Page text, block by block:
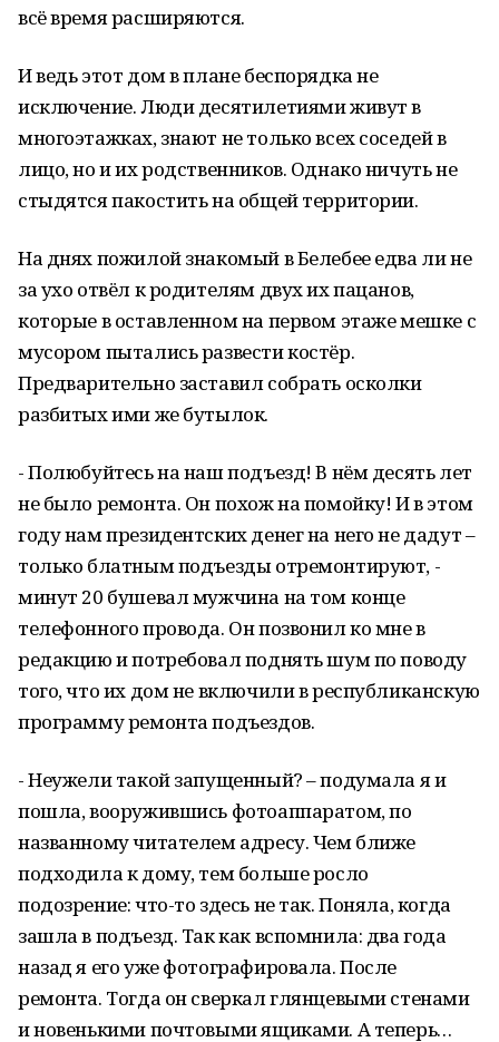
всё время расширяются.
И ведь этот дом в плане беспорядка не
исключение. Люди десятилетиями живут в
многоэтажках, знают не только всех соседей в
лицо, но и их родственников. Однако ничуть не
стыдятся пакостить на общей территории.
На днях пожилой знакомый в Белебее едва ли не
за ухо отвёл к родителям двух их пацанов,
которые в оставленном на первом этаже мешке с
мусором пытались развести костёр.
Предварительно заставил собрать осколки
разбитых ими же бутылок.
- Полюбуйтесь на наш подъезд! В нём десять лет
не было ремонта. Он похож на помойку! И в этом
году нам президентских денег на него не дадут –
только блатным подъезды отремонтируют, -
минут 20 бушевал мужчина на том конце
телефонного провода. Он позвонил ко мне в
редакцию и потребовал поднять шум по поводу
того, что их дом не включили в республиканскую
программу ремонта подъездов.
- Неужели такой запущенный? – подумала я и
пошла, вооружившись фотоаппаратом, по
названному читателем адресу. Чем ближе
подходила к дому, тем больше росло
подозрение: что-то здесь не так. Поняла, когда
зашла в подъезд. Так как вспомнила: два года
назад я его уже фотографировала. После
ремонта. Тогда он сверкал глянцевыми стенами
и новенькими почтовыми ящиками. А теперь…